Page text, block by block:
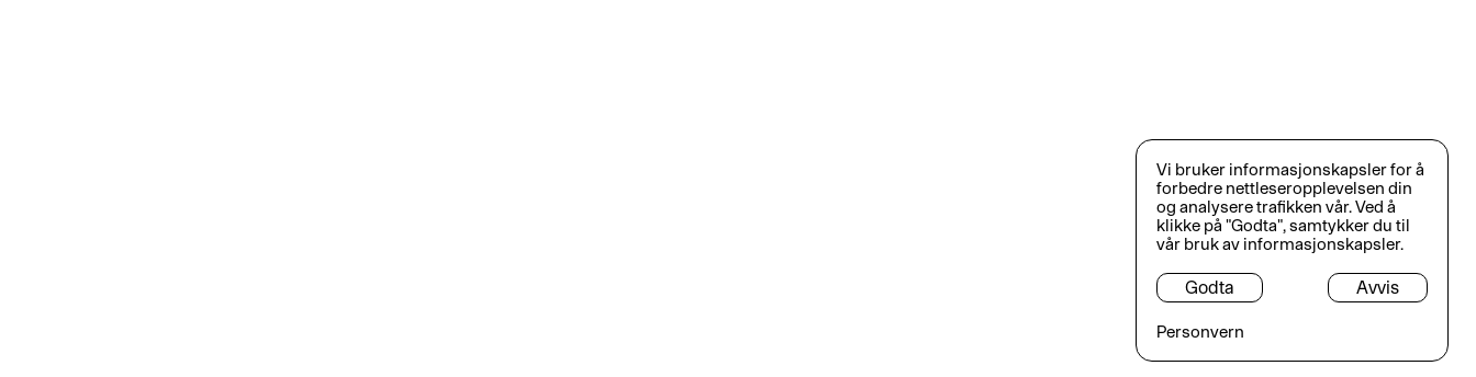
Vi bruker informasjonskapsler for å
forbedre nettleseropplevelsen din
og analysere trafikken vår. Ved å
klikke på "Godta", samtykker du til
vår bruk av informasjonskapsler.
Godta Avvis
Personvern